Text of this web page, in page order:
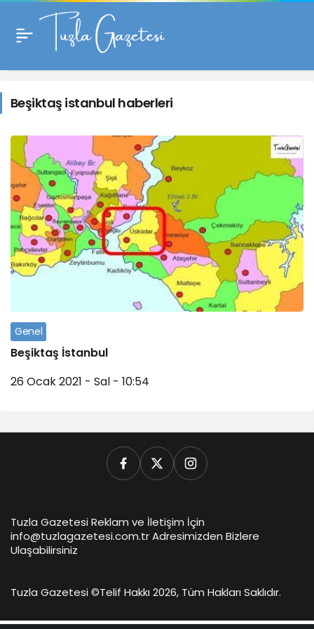
Beşiktaş
istanbul
haberleri
Haberleri
Beşiktaş istanbul haberleri
Genel
Beşiktaş İstanbul
26 Ocak 2021 - Sal - 10:54
Tuzla Gazetesi Reklam ve İletişim İçin
info@tuzlagazetesi.com.tr Adresimizden Bizlere
Ulaşabilirsiniz
Tuzla Gazetesi ©Telif Hakkı 2026, Tüm Hakları Saklıdır.